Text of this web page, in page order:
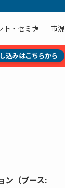
ト・セミナ 市況
込みはこちらから
ン（ブース: